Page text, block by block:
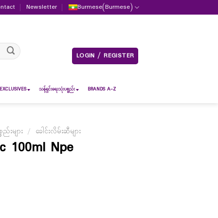
Newsletter Burmese(Burmese)
LOGIN / REGISTER
သန့်ရှင်းရေးသုံးပစ္စည်း BRANDS A-Z
းများ / ခေါင်းလိမ်းဆီများ
100ml Npe